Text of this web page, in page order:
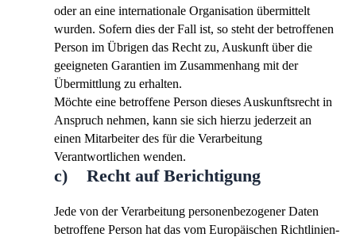
oder an eine internationale Organisation übermittelt
wurden. Sofern dies der Fall ist, so steht der betroffenen
Person im Übrigen das Recht zu, Auskunft über die
geeigneten Garantien im Zusammenhang mit der
Übermittlung zu erhalten.
Möchte eine betroffene Person dieses Auskunftsrecht in
Anspruch nehmen, kann sie sich hierzu jederzeit an
einen Mitarbeiter des für die Verarbeitung
Verantwortlichen wenden.
c) Recht auf Berichtigung
Jede von der Verarbeitung personenbezogener Daten
betroffene Person hat das vom Europäischen Richtlinien-